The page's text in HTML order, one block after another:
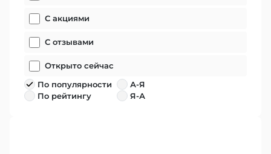
С акциями
С отзывами
Открыто сейчас
По популярности
По рейтингу
А-Я
Я-А